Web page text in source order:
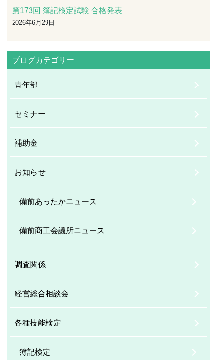
第173回 簿記検定試験 合格発表
2026年6月29日
ブログカテゴリー
青年部
セミナー
補助金
お知らせ
備前あったかニュース
備前商工会議所ニュース
調査関係
経営総合相談会
各種技能検定
簿記検定